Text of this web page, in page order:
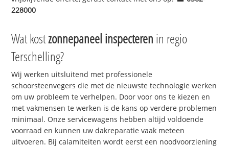
228000
Wat kostzonnepaneel inspecteren in regio
Terschelling?
Wij werken uitsluitend met professionele
schoorsteenvegers die met de nieuwste technologie werken
om uw probleem te verhelpen. Door voor ons te kiezen en
met vakmensen te werken is de kans op verdere problemen
minimaal. Onze servicewagens hebben altijd voldoende
voorraad en kunnen uw dakreparatie vaak meteen
uitvoeren. Bij calamiteiten wordt eerst een noodvoorziening